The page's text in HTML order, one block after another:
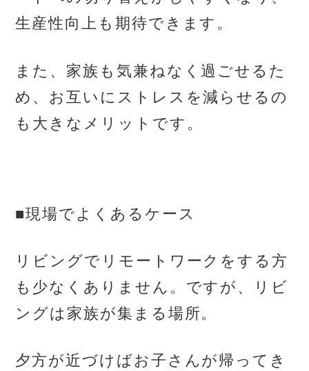
生産性向上も期待できます。
また、家族も気兼ねなく過ごせるた
め、お互いにストレスを減らせるの
も大きなメリットです。
■現場でよくあるケース
リビングでリモートワークをする方
も少なくありません。ですが、リビ
ングは家族が集まる場所。
夕方が近づけばお子さんが帰ってき